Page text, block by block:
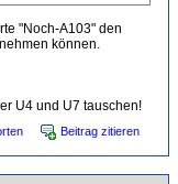
"Noch-A103" den
können.
U4 und U7 tauschen!
Beitrag zitieren